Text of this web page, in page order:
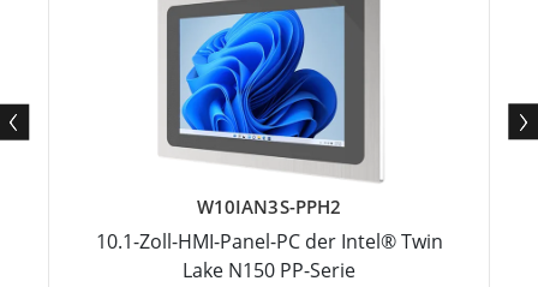
W10IAN3S-PPH2
10.1-Zoll-HMI-Panel-PC der Intel® Twin
Lake N150 PP-Serie